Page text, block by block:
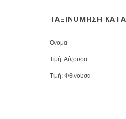
ΤΑΞΙΝΟΜΗΣΗ ΚΑΤΑ
Όνομα
Τιμή: Αύξουσα
Τιμή: Φθίνουσα